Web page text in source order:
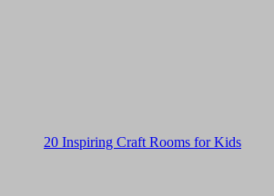
20 Inspiring Craft Rooms for Kids